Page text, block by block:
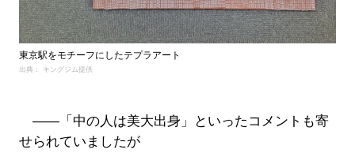
東京駅をモチーフにしたテプラアート
出典： キングジム提供
――「中の人は美大出身」といったコメントも寄
せられていましたが